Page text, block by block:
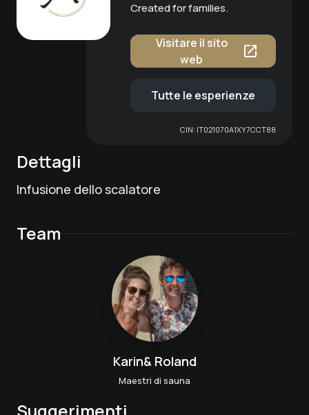
Created for families.
Visitare il sito
web
Tutte le esperienze
CIN: IT021070A1XY7CCT88
Dettagli
Infusione dello scalatore
Team
Karin& Roland
Maestri di sauna